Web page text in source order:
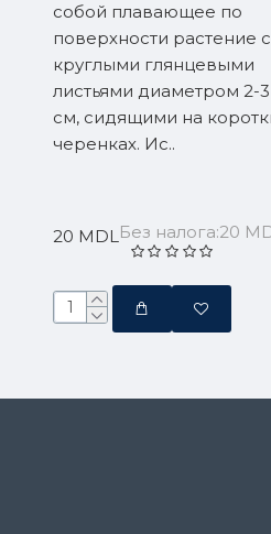
собой плавающее по
поверхности растение с
круглыми глянцевыми
листьями диаметром 2-3
см, сидящими на
черенках. Ис..
20 MDLБез налога:20